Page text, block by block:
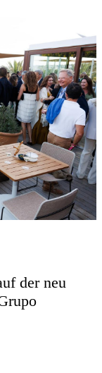
der neu